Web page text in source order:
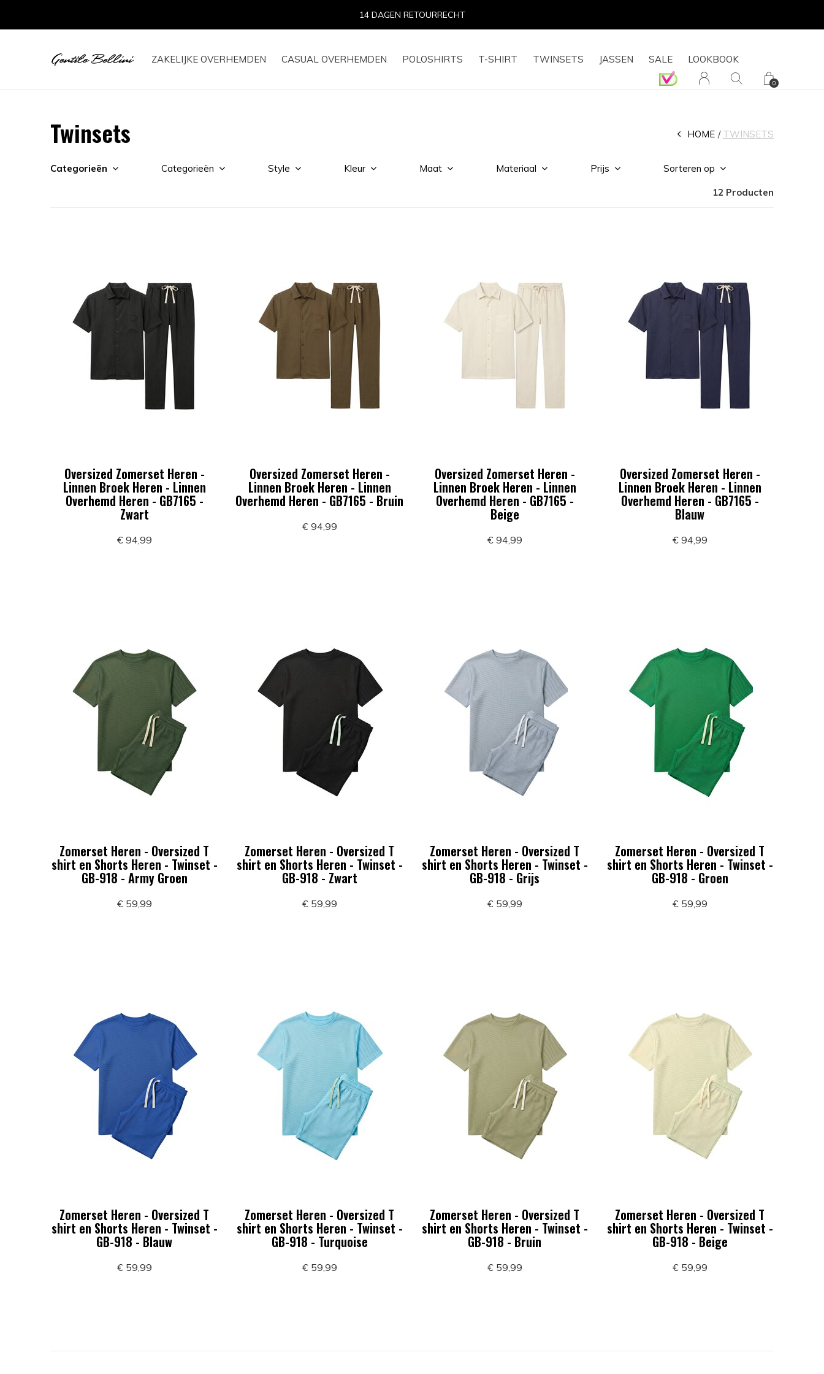
ZAKELIJKE OVERHEMDEN CASUAL OVERHEMDEN POLOSHIRTS T-SHIRT TWINSETS JASSEN SALE LOOKBOOK
0
14 DAGEN RETOURRECHT
Twinsets HOME TWINSETS
Categorieën Categorieën Style Kleur Maat Materiaal Prijs Sorteren op
12 Producten
Oversized Zomerset Heren -
Linnen Broek Heren - Linnen
Overhemd Heren - GB7165 -
Zwart
€ 94,99
Oversized Zomerset Heren -
Linnen Broek Heren - Linnen
Overhemd Heren - GB7165 - Bruin
€ 94,99
Oversized Zomerset Heren -
Linnen Broek Heren - Linnen
Overhemd Heren - GB7165 -
Beige
€ 94,99
Oversized Zomerset Heren -
Linnen Broek Heren - Linnen
Overhemd Heren - GB7165 -
Blauw
€ 94,99
Zomerset Heren - Oversized T
shirt en Shorts Heren - Twinset -
GB-918 - Army Groen
€ 59,99
Zomerset Heren - Oversized T
shirt en Shorts Heren - Twinset -
GB-918 - Zwart
€ 59,99
Zomerset Heren - Oversized T
shirt en Shorts Heren - Twinset -
GB-918 - Grijs
€ 59,99
Zomerset Heren - Oversized T
shirt en Shorts Heren - Twinset -
GB-918 - Groen
€ 59,99
Zomerset Heren - Oversized T
shirt en Shorts Heren - Twinset -
GB-918 - Blauw
€ 59,99
Zomerset Heren - Oversized T
shirt en Shorts Heren - Twinset -
GB-918 - Turquoise
€ 59,99
Zomerset Heren - Oversized T
shirt en Shorts Heren - Twinset -
GB-918 - Bruin
€ 59,99
Zomerset Heren - Oversized T
shirt en Shorts Heren - Twinset -
GB-918 - Beige
€ 59,99